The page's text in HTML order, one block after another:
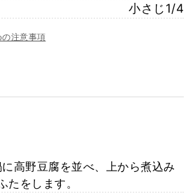
小さじ1/4
注意事項
に高野豆腐を並べ、上から煮込み
たをします。